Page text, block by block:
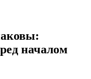
началом